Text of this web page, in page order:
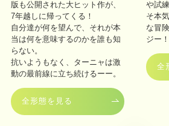
版も公開された大ヒット作が、
7年越しに帰ってくる！
自分達が何を望んで、それが本
当は何を意味するのかを誰も知
らない。
抗いようもなく、ターニャは激
動の最前線に立ち続けるーー。
全形態を見る
や試
そ本
な冒
ジー！
全